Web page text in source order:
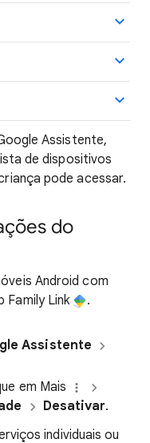
Assistente,
de dispositivos
pode acessar.
do
Android com
Family Link
.
Assistente
em Mais
Desativar.
individuais ou